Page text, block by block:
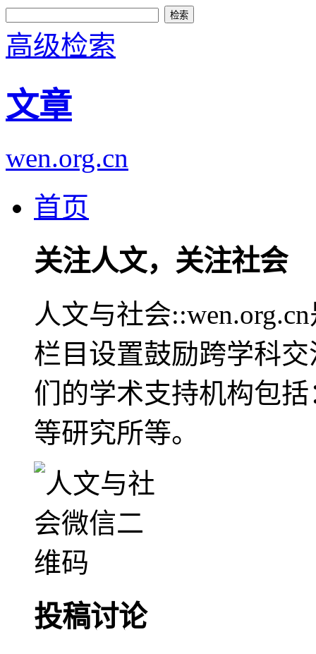
高级检索
文章
wen.org.cn
首页
关注人文，关注社会
人文与社会
栏目设置鼓励跨学科
们的学术支持机构包
等研究所等。
投稿讨论